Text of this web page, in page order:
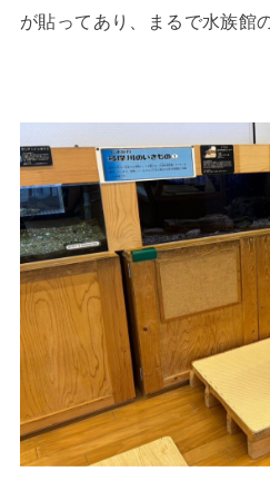
が貼ってあり、まるで水族館